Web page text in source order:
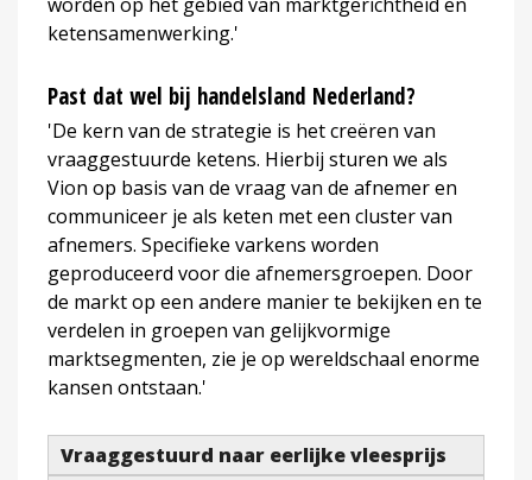
ketensamenwerking.'
Past dat wel bij handelsland Nederland?
'De kern van de strategie is het creëren van
vraaggestuurde ketens. Hierbij sturen we als
Vion op basis van de vraag van de afnemer en
communiceer je als keten met een cluster van
afnemers. Specifieke varkens worden
geproduceerd voor die afnemersgroepen. Door
de markt op een andere manier te bekijken en te
verdelen in groepen van gelijkvormige
marktsegmenten, zie je op wereldschaal enorme
kansen ontstaan.'
Vraaggestuurd naar eerlijke vleesprijs